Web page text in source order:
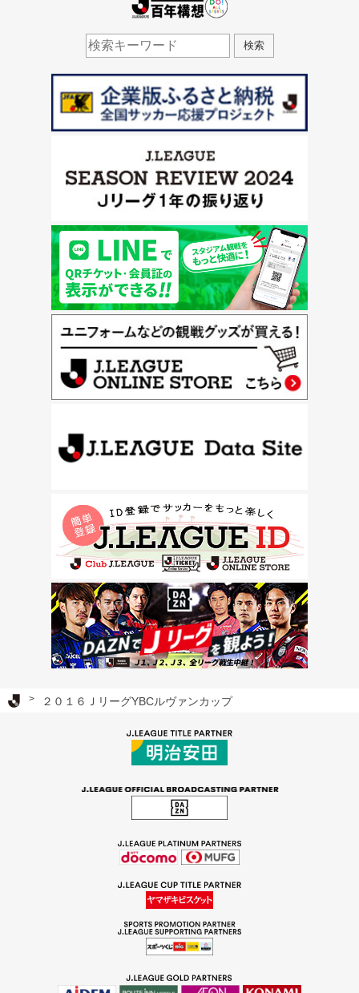
検索
Ｊリーグ TOP
２０１６ＪリーグYBCルヴァンカップ